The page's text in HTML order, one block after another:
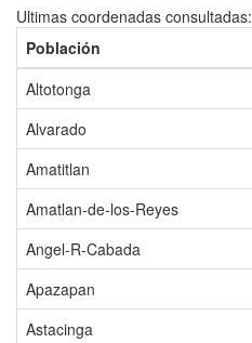
Ultimas coordenadas consultadas:
Población
Altotonga
Alvarado
Amatitlan
Amatlan-de-los-Reyes
Angel-R-Cabada
Apazapan
Astacinga